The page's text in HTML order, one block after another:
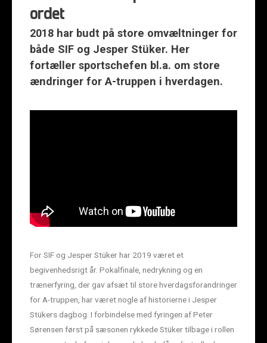
ordet
2018 har budt på store omvæltninger for
både SIF og Jesper Stüker. Her
fortæller sportschefen bl.a. om store
ændringer for A-truppen i hverdagen.
For SIF og Jesper Stüker har 2019 været et
begivenhedsrigt år. Pokalfinale, nedrykning og en
trænerfyring, der gav afsæt til store hverdagsforandringer
for A-truppen, har været nogle af historierne i Jesper
Stükers dagbog. I forbindelse med fyringen af Peter
Sørensen først på sæsonen rykkede Stüker tilbage i rollen